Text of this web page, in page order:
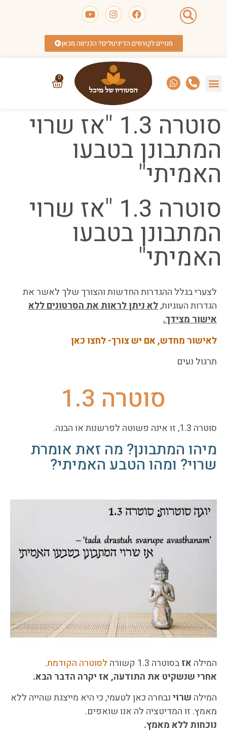
מנויים לקורסים הדיגיטלים? הכניסה מכאן
0
סוטרה 1.3 "אז שרוי
המתבונן בטבעו
האמיתי"
סוטרה 1.3 "אז שרוי
המתבונן בטבעו
האמיתי"
לצערי בגלל ההגדרות החדשות והצורך שלך לאשר את
הגדרות העוגיות,לא ניתן לראות את הסרטונים ללא
אישור מצידך.
לאישור מחדש, אם יש צורך- לחצו כאן
תרגול נעים
סוטרה 1.3
סוטרה 1.3, זו אינה פשוטה לפרשנות או הבנה.
מיהו המתבונן? מה זאת אומרת
שרוי? ומהו הטבע האמיתי?
המילה אזבסוטרה 1.3 קשורה
לסוטרה הקודמת.
אחרי שנשקיט את התודעה, אז יקרה הדבר הבא.
המילה שרוינבחרה כאן לטעמי, כי היא מייצגת שהייה ללא
מאמץ. זו המדיטציה לה אנו שואפים.
נוכחות ללא מאמץ.